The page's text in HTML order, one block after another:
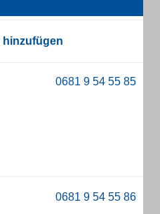
hinzufügen